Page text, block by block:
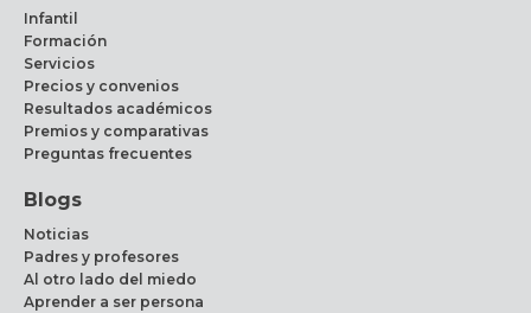
Infantil
Formación
Servicios
Precios y convenios
Resultados académicos
Premios y comparativas
Preguntas frecuentes
Blogs
Noticias
Padres y profesores
Al otro lado del miedo
Aprender a ser persona